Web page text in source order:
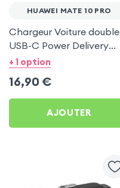
HUAWEI MATE 10 PRO
Chargeur Voiture double
USB-C Power Delivery
20W - Swissten pour
+ 1 option
16,90 €
AJOUTER